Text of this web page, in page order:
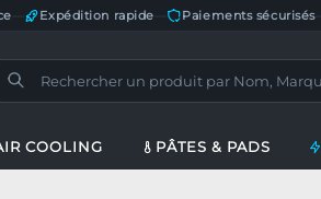
Expédition rapide Paiements sécurisés—
COOLING PÂTES & PADS